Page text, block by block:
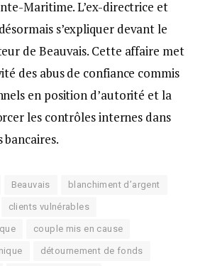
Maritime. L’ex-directrice et
s’expliquer devant le
de Beauvais. Cette affaire met
des abus de confiance commis
en position d’autorité et la
les contrôles internes dans
bancaires.
Beauvais blanchiment d’argent
clients vulnérables
couple mis en cause
détournement de fonds